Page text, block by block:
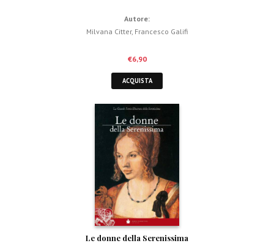
Autore:
Milvana Citter, Francesco Galifi
€6,90
ACQUISTA
Le donne della Serenissima